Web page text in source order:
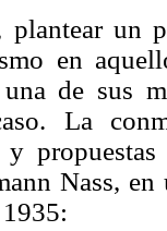
plantear un
en
de sus
La
y
Nass,